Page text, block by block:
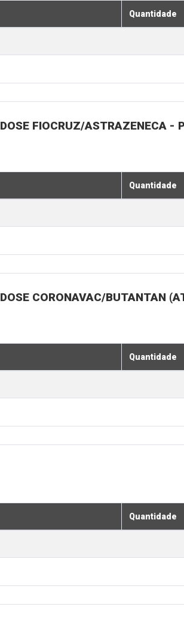
Quantidade
FIOCRUZ/ASTRAZENECA -
Quantidade
CORONAVAC/BUTANTAN
Quantidade
Quantidade